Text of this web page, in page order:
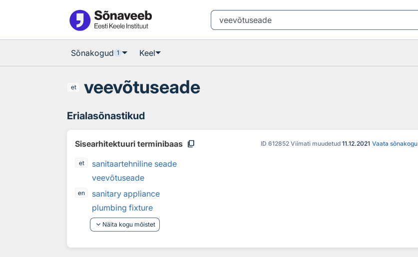
Sõnakogud 1 Keel
et veevõtuseade
Erialasõnastikud
Sisearhitektuuri terminibaas content_copy ID 612852 Viimati muudetud 11.12.2021 Vaata sõnakogu
et
sanitaartehniline seade
veevõtuseade
en
sanitary appliance
plumbing fixture
keyboard_arrow_down Näita kogu mõistet